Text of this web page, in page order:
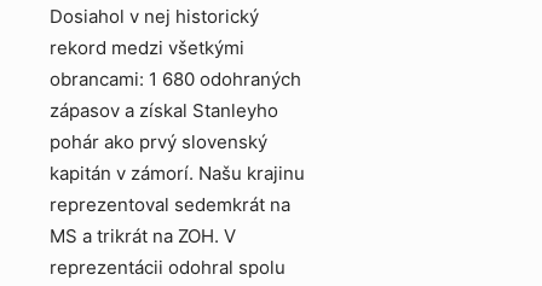
Dosiahol v nej historický
rekord medzi všetkými
obrancami: 1 680 odohraných
zápasov a získal Stanleyho
pohár ako prvý slovenský
kapitán v zámorí. Našu krajinu
reprezentoval sedemkrát na
MS a trikrát na ZOH. V
reprezentácii odohral spolu